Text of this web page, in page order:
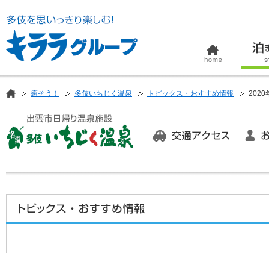
癒そう！ 多伎いちじく温泉 トピックス・おすすめ情報 2020